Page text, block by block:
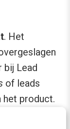
. Het
bij Lead
of leads
het product.